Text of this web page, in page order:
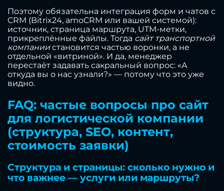
Поэтому обязательна интеграция форм и чатов с
CRM (Bitrix24, amoCRM или вашей системой):
источник, страница маршрута, UTM-метки,
прикреплённые файлы. Тогда сайт транспортной
компаниистановится частью воронки, а не
отдельной «витриной». И да, менеджер
перестаёт задавать сакральный вопрос: «А
откуда вы о нас узнали?» — потому что это уже
видно.
FAQ: частые вопросы про сайт
для логистической компании
(структура, SEO, контент,
стоимость заявки)
Структура и страницы: сколько нужно и
что важнее — услуги или маршруты?